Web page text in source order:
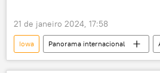
21 de janeiro 2024, 17:58
Iowa Panorama internacional
Mundo
Ron DeSantis